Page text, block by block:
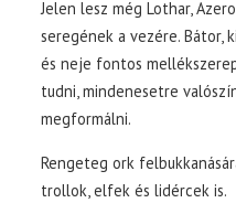
Jelen lesz még Lothar,
seregének a vezére. Bátor,
és neje fontos
tudni, mindenesetre
megformálni.
Rengeteg ork
trollok, elfek és lidércek is.